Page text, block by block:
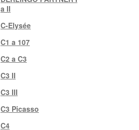
a II
C-Elysée
C1 a 107
C2 a C3
C3 II
C3 III
C3 Picasso
C4